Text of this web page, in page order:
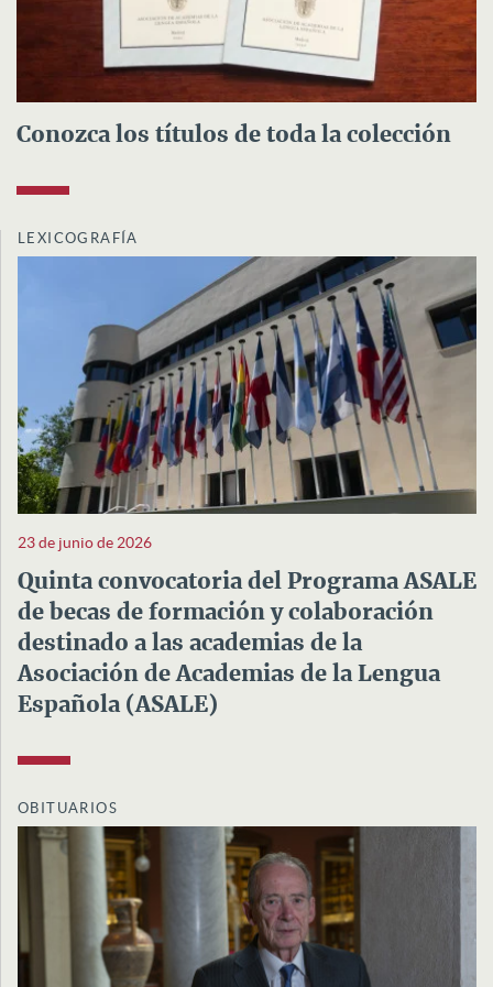
Conozca los títulos de toda la colección
LEXICOGRAFÍA
23 de junio de 2026
Quinta convocatoria del Programa ASALE
de becas de formación y colaboración
destinado a las academias de la
Asociación de Academias de la Lengua
Española (ASALE)
OBITUARIOS